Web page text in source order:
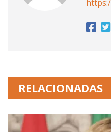
RELACIONADAS